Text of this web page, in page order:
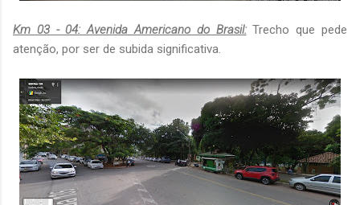
Km 03 - 04: Avenida Americano do Brasil:Trecho que pede
atenção, por ser de subida significativa.